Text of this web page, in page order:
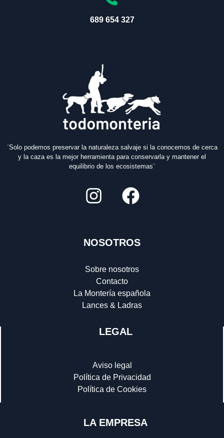
689 654 327
¨Solo podemos preservar la naturaleza salvaje si la conocemos de cerca
y la caza es la mejor herramienta para conservarla y mantener el
equilibrio de los ecosistemas¨
NOSOTROS
Sobre nosotros
Contacto
La Montería española
Lances & Ladras
LEGAL
Aviso legal
Política de Privacidad
Política de Cookies
LA EMPRESA